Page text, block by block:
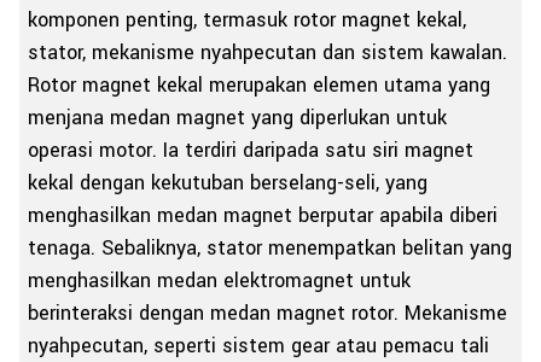
komponen penting, termasuk rotor magnet kekal,
stator, mekanisme nyahpecutan dan sistem kawalan.
Rotor magnet kekal merupakan elemen utama yang
menjana medan magnet yang diperlukan untuk
operasi motor. Ia terdiri daripada satu siri magnet
kekal dengan kekutuban berselang-seli, yang
menghasilkan medan magnet berputar apabila diberi
tenaga. Sebaliknya, stator menempatkan belitan yang
menghasilkan medan elektromagnet untuk
berinteraksi dengan medan magnet rotor. Mekanisme
nyahpecutan, seperti sistem gear atau pemacu tali